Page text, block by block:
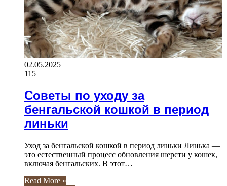
02.05.2025
115
Советы по уходу за
бенгальской кошкой в период
линьки
Уход за бенгальской кошкой в период линьки Линька —
это естественный процесс обновления шерсти у кошек,
включая бенгальских. В этот…
Read More »